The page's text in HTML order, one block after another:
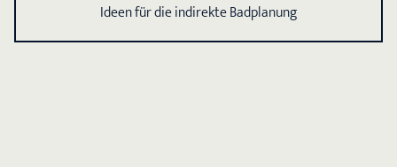
Ideen für die indirekte Badplanung